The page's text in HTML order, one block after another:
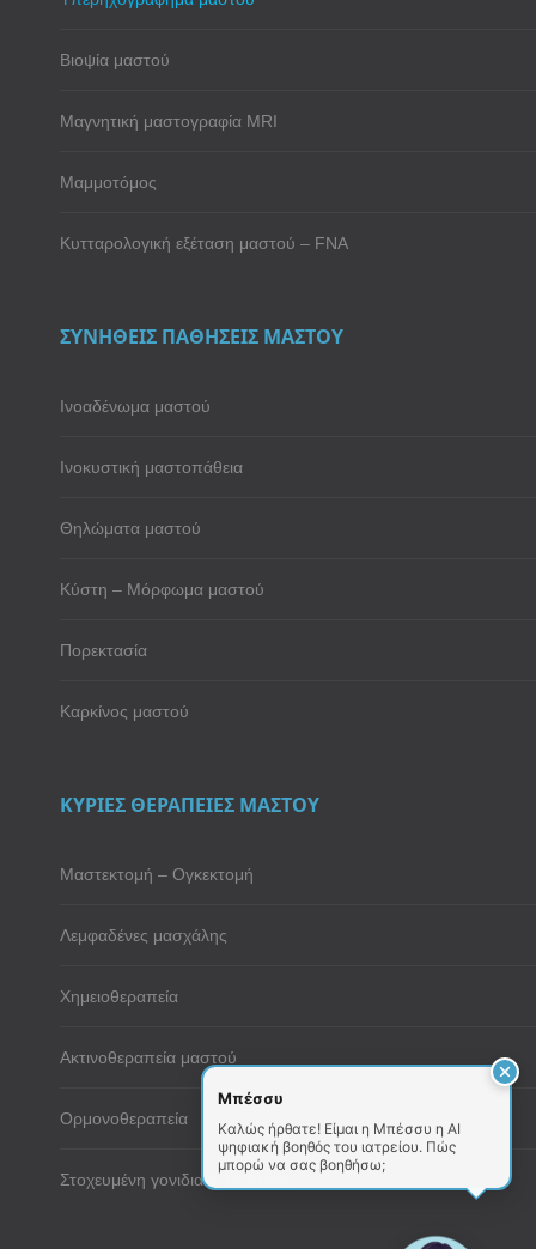
Βιοψία μαστού
Μαγνητική μαστογραφία MRI
Μαμμοτόμος
Κυτταρολογική εξέταση μαστού – FNA
ΣΥΝΗΘΕΙΣ ΠΑΘΗΣΕΙΣ ΜΑΣΤΟΥ
Ινοαδένωμα μαστού
Ινοκυστική μαστοπάθεια
Θηλώματα μαστού
Κύστη – Μόρφωμα μαστού
Πορεκτασία
Καρκίνος μαστού
ΚΥΡΙΕΣ ΘΕΡΑΠΕΙΕΣ ΜΑΣΤΟΥ
Μαστεκτομή – Ογκεκτομή
Λεμφαδένες μασχάλης
Χημειοθεραπεία
Ακτινοθεραπεία μαστού
Ορμονοθεραπεία
Στοχευμένη γονιδιακή θεραπεία
Μπέσσυ
Καλώς ήρθατε! Είμαι η Μπέσσυ η AI
ψηφιακή βοηθός του ιατρείου. Πώς
μπορώ να σας βοηθήσω;